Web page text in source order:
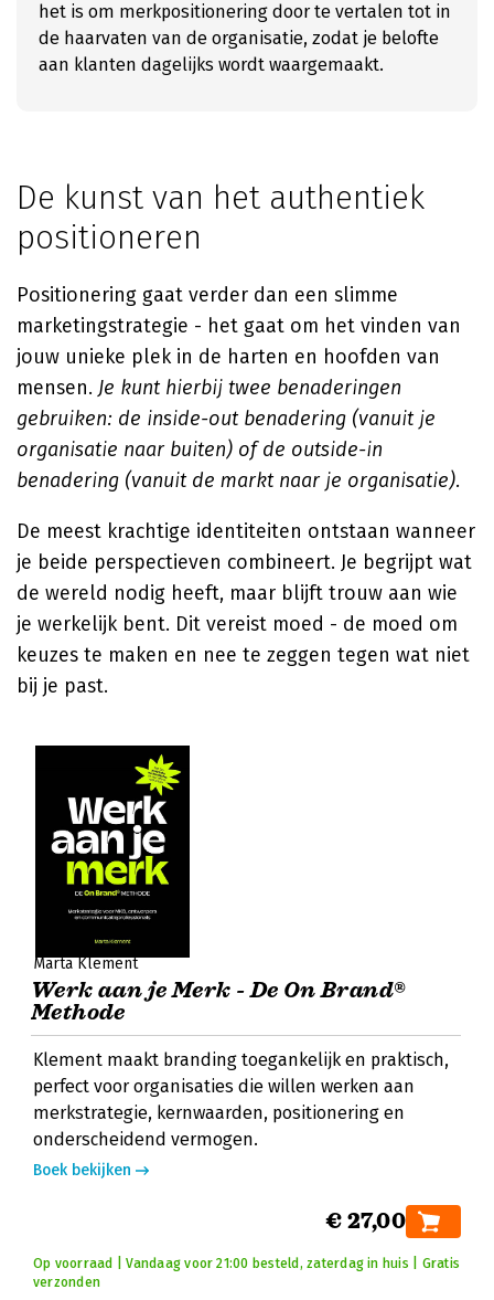
het is om merkpositionering door te vertalen tot in
de haarvaten van de organisatie, zodat je belofte
aan klanten dagelijks wordt waargemaakt.
De kunst van het authentiek
positioneren
Positionering gaat verder dan een slimme
marketingstrategie - het gaat om het vinden van
jouw unieke plek in de harten en hoofden van
mensen. Je kunt hierbij twee benaderingen
gebruiken: de inside-out benadering (vanuit je
organisatie naar buiten) of de outside-in
benadering (vanuit de markt naar je organisatie).
De meest krachtige identiteiten ontstaan wanneer
je beide perspectieven combineert. Je begrijpt wat
de wereld nodig heeft, maar blijft trouw aan wie
je werkelijk bent. Dit vereist moed - de moed om
keuzes te maken en nee te zeggen tegen wat niet
bij je past.
Marta Klement
Werk aan je Merk - De On Brand®
Methode
Klement maakt branding toegankelijk en praktisch,
perfect voor organisaties die willen werken aan
merkstrategie, kernwaarden, positionering en
onderscheidend vermogen.
Boek bekijken
€ 27,00
Op voorraad | Vandaag voor 21:00 besteld, zaterdag in huis | Gratis
verzonden